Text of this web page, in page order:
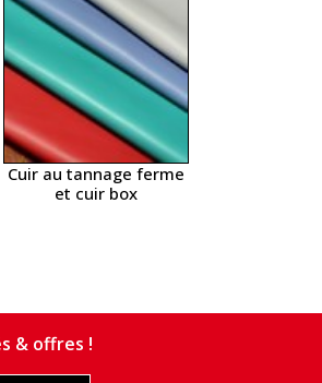
Cuir au tannage ferme
et cuir box
& offres !